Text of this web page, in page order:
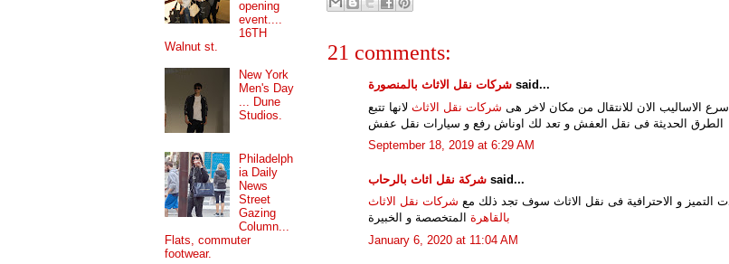
21 comments:
شركات نقل الاثاث بالمنصورة said...
الاساليب الان للانتقال من مكان لاخر هى شركات نقل الاثاث لانها تتبع
الطرق الحديثة فى نقل العفش و تعد لك اوناش رفع و سيارات نقل عفش
September 18, 2019 at 6:29 AM
شركة نقل اثاث بالرحاب said...
التميز و الاحترافية فى نقل الاثاث سوف تجد ذلك مع شركات نقل الاثاث
بالقاهرة المتخصصة و الخبيرة
January 6, 2020 at 11:04 AM
opening
event....
16TH
Walnut st.
New York
Men's Day
... Dune
Studios.
Philadelph
ia Daily
News
Street
Gazing
Column...
Flats, commuter
footwear.